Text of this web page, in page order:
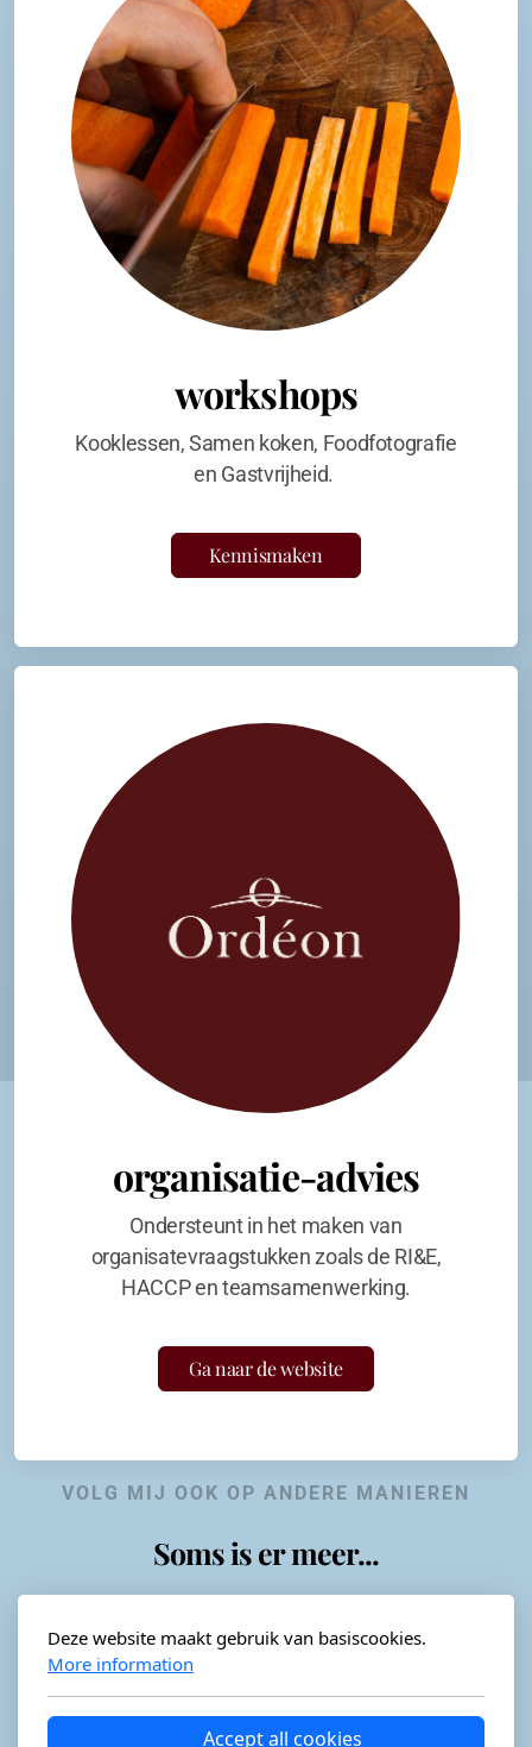
workshops
Kooklessen, Samen koken, Foodfotografie
en Gastvrijheid.
Kennismaken
organisatie-advies
Ondersteunt in het maken van
organisatevraagstukken zoals de RI&E,
HACCP en teamsamenwerking.
Ga naar de website
VOLG MIJ OOK OP ANDERE MANIEREN
Soms is er meer...
Horeca-advies
Deze website maakt gebruik van basiscookies.
More information
Accept all cookies